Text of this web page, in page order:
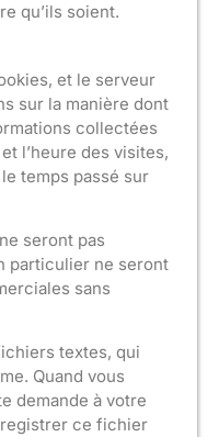
qu’ils soient.
et le serveur
sur la manière dont
collectées
l’heure des visites,
temps passé sur
seront pas
particulier ne seront
sans
textes, qui
Quand vous
demande à votre
ce fichier